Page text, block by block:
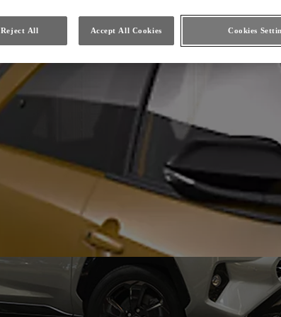
Cookies
Reject All Accept All Cookies